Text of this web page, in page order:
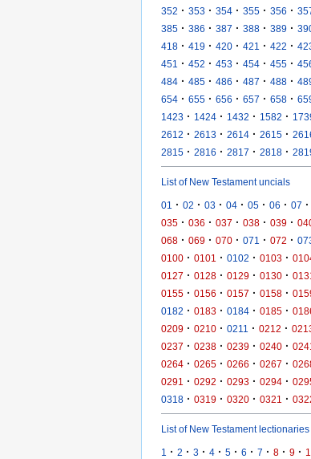
352 · 353 · 354 · 355 · 356 ·
385 · 386 · 387 · 388 · 389 ·
418 · 419 · 420 · 421 · 422 ·
451 · 452 · 453 · 454 · 455 ·
484 · 485 · 486 · 487 · 488 ·
654 · 655 · 656 · 657 · 658 ·
1423 · 1424 · 1432 · 1582 ·
2612 · 2613 · 2614 · 2615 ·
2815 · 2816 · 2817 · 2818 ·
List of New Testament uncials
01 · 02 · 03 · 04 · 05 · 06 · 07 ·
035 · 036 · 037 · 038 · 039 ·
068 · 069 · 070 · 071 · 072 ·
0100 · 0101 · 0102 · 0103 ·
0127 · 0128 · 0129 · 0130 ·
0155 · 0156 · 0157 · 0158 ·
0182 · 0183 · 0184 · 0185 ·
0209 · 0210 · 0211 · 0212 ·
0237 · 0238 · 0239 · 0240 ·
0264 · 0265 · 0266 · 0267 ·
0291 · 0292 · 0293 · 0294 ·
0318 · 0319 · 0320 · 0321 ·
List of New Testament lectionaries
1 · 2 · 3 · 4 · 5 · 6 · 7 · 8 · 9 ·